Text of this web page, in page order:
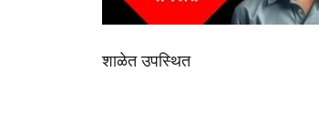
शाळेत उपस्थित